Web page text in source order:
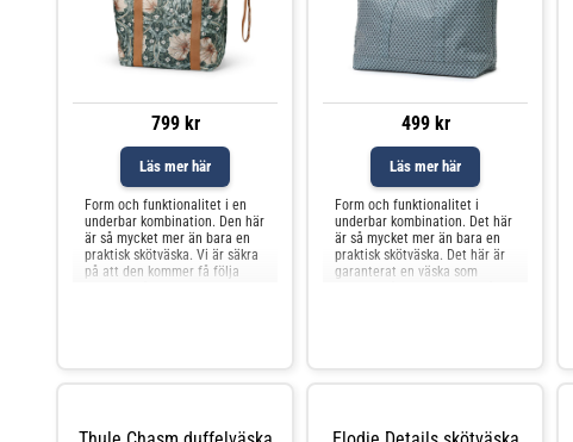
799 kr
Läs mer här
Form och funktionalitet i en
underbar kombination. Den här
är så mycket mer än bara en
praktisk skötväska. Vi är säkra
på att den kommer få följa
499 kr
Läs mer här
Form och funktionalitet i
underbar kombination. Det här
är så mycket mer än bara en
praktisk skötväska. Det här är
garanterat en väska som